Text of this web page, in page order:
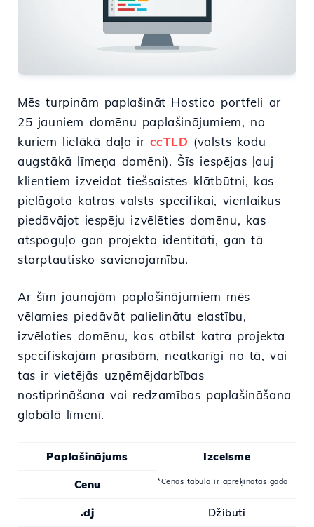
Mēs turpinām paplašināt Hostico portfeli ar
25 jauniem domēnu paplašinājumiem, no
kuriem lielākā daļa ir ccTLD (valsts kodu
augstākā līmeņa domēni). Šīs iespējas ļauj
klientiem izveidot tiešsaistes klātbūtni, kas
pielāgota katras valsts specifikai, vienlaikus
piedāvājot iespēju izvēlēties domēnu, kas
atspoguļo gan projekta identitāti, gan tā
starptautisko savienojamību.
Ar šīm jaunajām paplašinājumiem mēs
vēlamies piedāvāt palielinātu elastību,
izvēloties domēnu, kas atbilst katra projekta
specifiskajām prasībām, neatkarīgi no tā, vai
tas ir vietējās uzņēmējdarbības
nostiprināšana vai redzamības paplašināšana
globālā līmenī.
Paplašinājums Izcelsme
Cenu
.dj Džibuti
*Cenas tabulā ir aprēķinātas gada